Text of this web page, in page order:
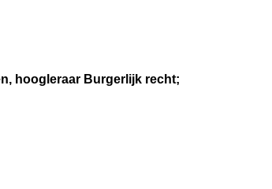
hoogleraar Burgerlijk recht;